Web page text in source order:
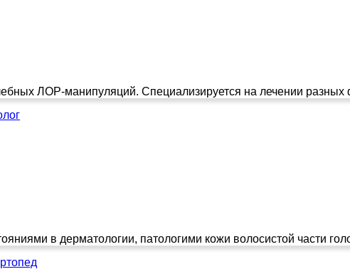
ЛОР-манипуляций. Специализируется на лечении разных
в дерматологии, патологими кожи волосистой части